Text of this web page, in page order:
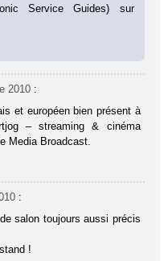
Service Guides) sur
2010 :
et européen bien présent à
– streaming & cinéma
Media Broadcast.
:
salon toujours aussi précis
!